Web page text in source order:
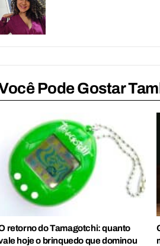
Pode Gostar
retorno do Tamagotchi: quanto
hoje o brinquedo que dominou